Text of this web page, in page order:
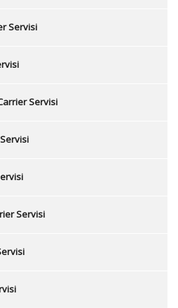
Servisi
Servisi
Servisi